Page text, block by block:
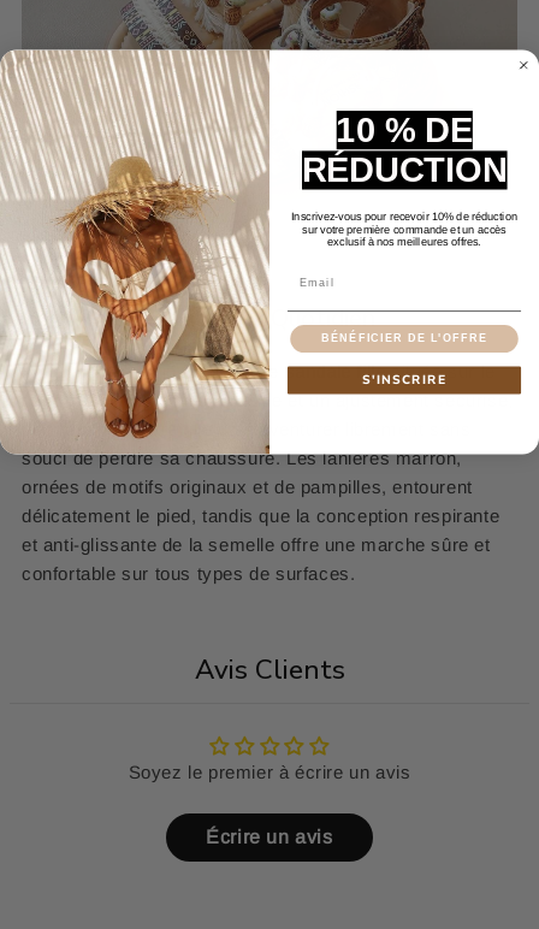
Confort et Praticité au Quotidien
La fermeture à zipper de notre sandale fillesituée sur le
talon assure un enfilage rapide et un ajustement sécurisé,
permettant à votre fille de s'aventurer librement sans
souci de perdre sa chaussure. Les lanières marron,
ornées de motifs originaux et de pampilles, entourent
délicatement le pied, tandis que la conception respirante
et anti-glissante de la semelle offre une marche sûre et
confortable sur tous types de surfaces.
Avis Clients
Soyez le premier à écrire un avis
Écrire un avis
10 % DE
RÉDUCTION
Inscrivez-vous pour recevoir 10% de réduction
sur votre première commande et un accès
exclusif à nos meilleures offres.
BÉNÉFICIER DE L'OFFRE
S'INSCRIRE